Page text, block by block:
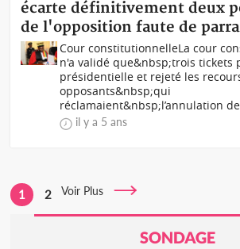
écarte définitivement deux
de l'opposition faute de
Cour constitutionnelleLa cour
n'a validé que&nbsp;trois tickets
présidentielle et rejeté les
opposants&nbsp;qui
réclamaient&nbsp;l’annulation
il y a 5 ans
1 2 Voir Plus
SONDAGE